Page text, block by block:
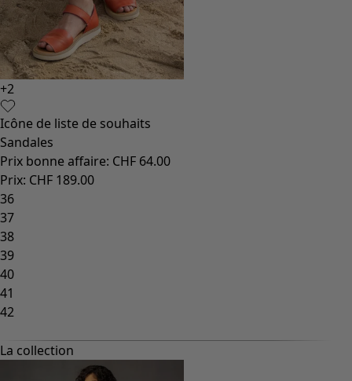
+2
Icône de liste de souhaits
Sandales
Prix bonne affaire: CHF 64.00
Prix: CHF 189.00
36
37
38
39
40
41
42
La collection